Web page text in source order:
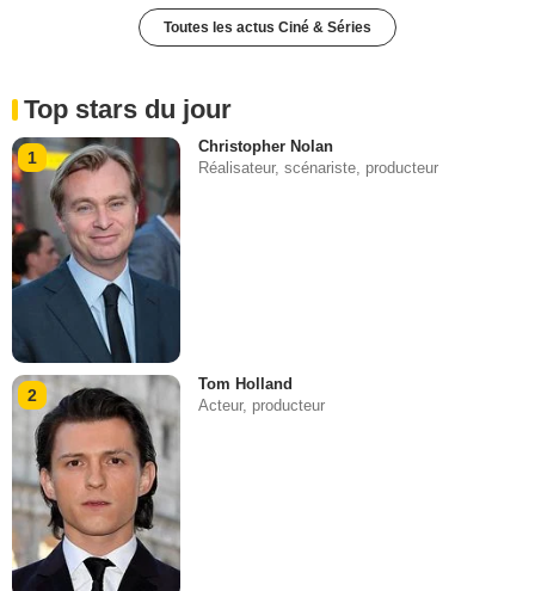
Toutes les actus Ciné & Séries
Top stars du jour
1
Christopher Nolan
Réalisateur, scénariste, producteur
2
Tom Holland
Acteur, producteur